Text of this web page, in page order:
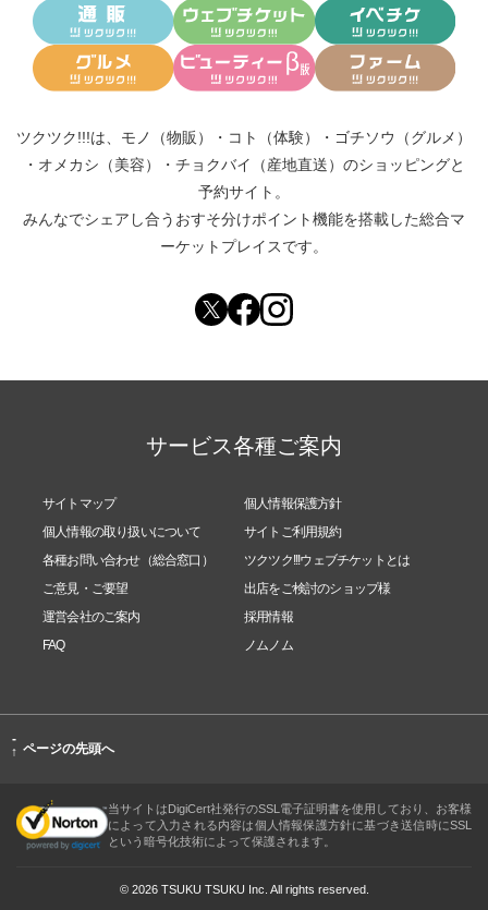
ツクツク!!!は、 モノ（物販） ・ コト（体験） ・ ゴチソウ（グルメ）
・ オメカシ（美容） ・ チョクバイ（産地直送） のショッピングと
予約サイト。
みんなでシェアし合う おすそ分けポイント機能を搭載した総合マ
ーケットプレイスです。
サービス各種ご案内
サイトマップ
個人情報保護方針
個人情報の取り扱いについて
サイトご利用規約
各種お問い合わせ（総合窓口）
ツクツク!!!ウェブチケットとは
ご意見・ご要望
出店をご検討のショップ様
運営会社のご案内
採用情報
FAQ
ノムノム
-
↑ ページの先頭へ
当サイトはDigiCert社発行のSSL電子証明書を使用しており、お客様
によって入力される内容は個人情報保護方針に基づき送信時にSSL
という暗号化技術によって保護されます。
© 2026 TSUKU TSUKU Inc. All rights reserved.